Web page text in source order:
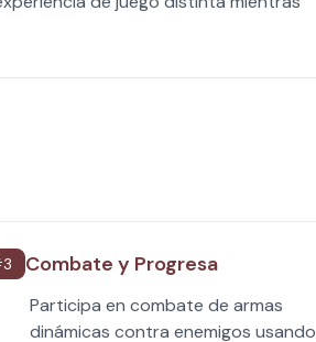
3 Combate y Progresa
Participa en combate de armas
dinámicas contra enemigos usando